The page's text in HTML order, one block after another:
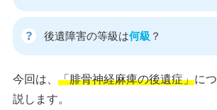
後遺障害の等級は何級 ？
今回は、 「腓骨神経麻痺の後遺症」に
説します。